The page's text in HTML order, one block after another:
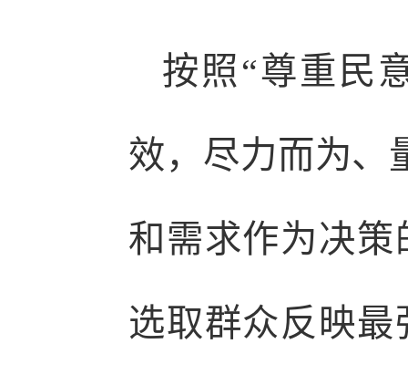
按照“尊重民
效，尽力而为、
和需求作为决
选取群众反映